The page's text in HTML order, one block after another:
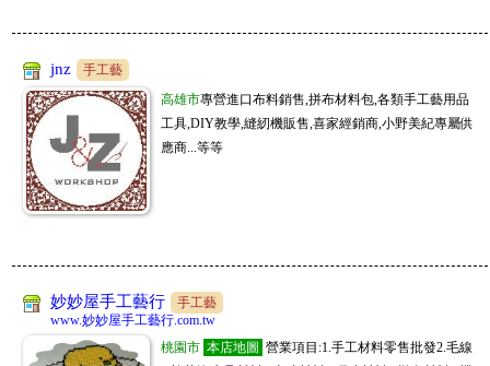
jnz
手工藝
高雄市專營進口布料銷售,拼布材料包,各類手工藝用品
工具,DIY教學,縫紉機販售,喜家經銷商,小野美紀專屬供
應商...等等
妙妙屋手工藝行
手工藝
www.妙妙屋手工藝行.com.tw
桃園市 本店地圖 營業項目:1.手工材料零售批發2.毛線